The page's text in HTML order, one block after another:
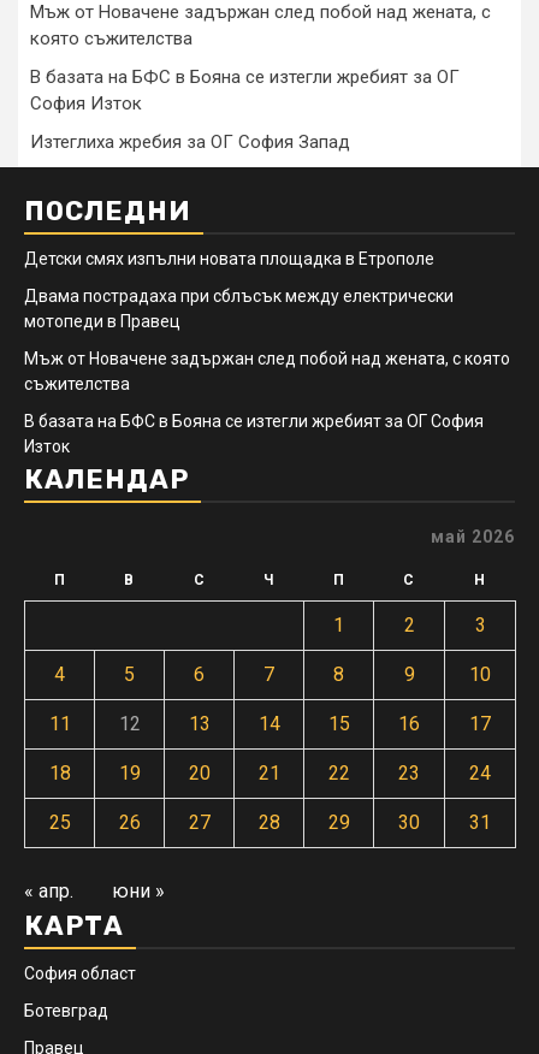
Мъж от Новачене задържан след побой над жената, с
която съжителства
В базата на БФС в Бояна се изтегли жребият за ОГ
София Изток
Изтеглиха жребия за ОГ София Запад
ПОСЛЕДНИ
Детски смях изпълни новата площадка в Етрополе
Двама пострадаха при сблъсък между електрически
мотопеди в Правец
Мъж от Новачене задържан след побой над жената, с която
съжителства
В базата на БФС в Бояна се изтегли жребият за ОГ София
Изток
КАЛЕНДАР
май 2026
П В С Ч П С Н
1 2 3
4 5 6 7 8 9 10
11 12 13 14 15 16 17
18 19 20 21 22 23 24
25 26 27 28 29 30 31
« апр. юни »
КАРТА
София област
Ботевград
Правец